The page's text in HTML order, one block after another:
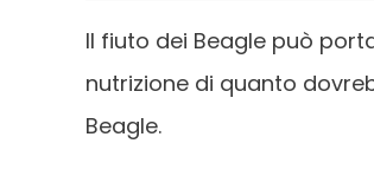
Il fiuto dei Beagle può
nutrizione di quanto
Beagle.